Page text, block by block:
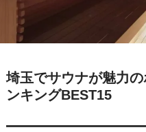
埼玉でサウナが魅力
ンキングBEST15